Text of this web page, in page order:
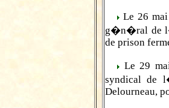
Le 26
g�n�ral de
de prison
Le 29
syndical de
Delourneau,